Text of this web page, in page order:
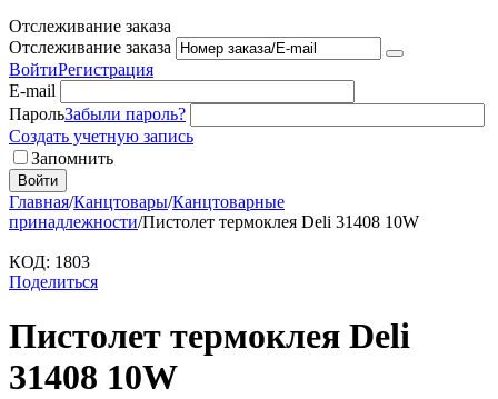
Отслеживание заказа
Отслеживание заказа
ВойтиРегистрация
E-mail
ПарольЗабыли пароль?
Создать учетную запись
Запомнить
Войти
Главная/Канцтовары/Канцтоварные
принадлежности/Пистолет термоклея Deli 31408 10W
КОД: 1803
Поделиться
Пистолет термоклея Deli
31408 10W